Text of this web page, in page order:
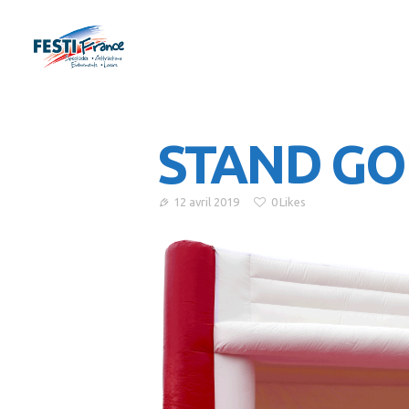
STAND
12 avril 2019 0 Likes